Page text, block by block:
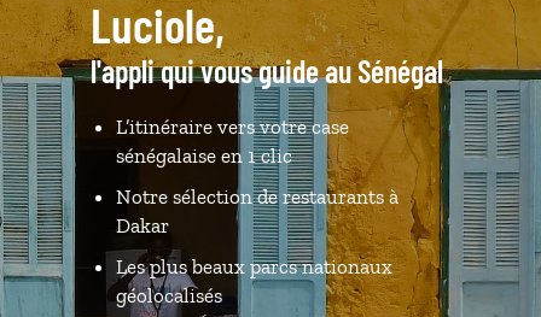
Luciole,
l'appli qui vous guide au Sénégal
L’itinéraire vers votre case
sénégalaise en 1 clic
Notre sélection de restaurants à
Dakar
Les plus beaux parcs nationaux
géolocalisés